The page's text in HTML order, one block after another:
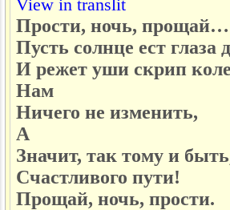
View in translit
Прости, ночь, прощай…
Пусть солнце ест глаза
И режет уши скрип
Нам
Ничего не изменить,
А
Значит, так тому и
Счастливого пути!
Прощай, ночь, прости.